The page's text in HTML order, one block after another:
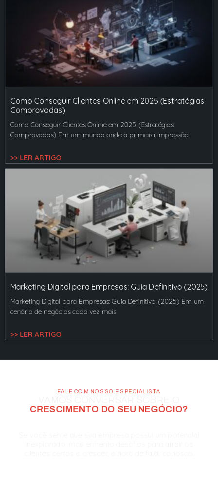
Como Conseguir Clientes Online em 2025 (Estratégias
Comprovadas)
Como Conseguir Clientes Online em 2025 (Estratégias
Comprovadas) Em um mundo onde a primeira impressão
>> LER ARTIGO
Marketing Digital para Empresas: Guia Definitivo (2025)
Marketing Digital para Empresas: Guia Definitivo (2025) Em um
cenário de negócios cada vez mais
>> LER ARTIGO
FALE COM NOSSO ESPECIALISTA
CRESCIMENTO DO SEU NEGÓCIO?